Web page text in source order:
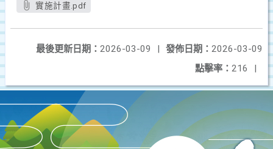
實施計畫.pdf
發佈日期： 2026-03-09
最後更新日期： 2026-03-09
|
點擊率： 216 |